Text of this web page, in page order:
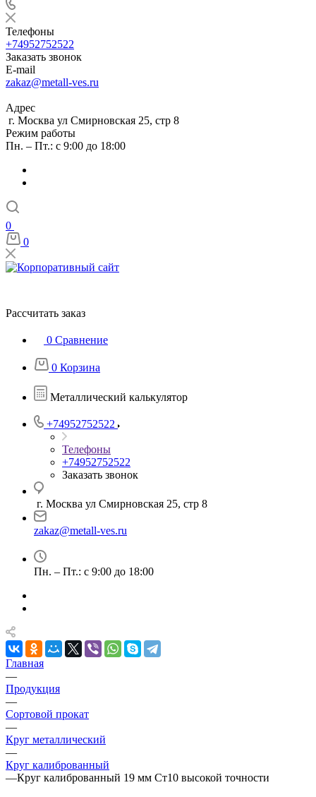
Телефоны
+74952752522
Заказать звонок
E-mail
zakaz@metall-ves.ru
Адрес
г. Москва ул Смирновская 25, стр 8
Режим работы
Пн. – Пт.: с 9:00 до 18:00
0
0
Рассчитать заказ
0 Сравнение
0 Корзина
Металлический калькулятор
+74952752522
Телефоны
+74952752522
Заказать звонок
г. Москва ул Смирновская 25, стр 8
zakaz@metall-ves.ru
Пн. – Пт.: с 9:00 до 18:00
Главная
—
Продукция
—
Сортовой прокат
—
Круг металлический
—
Круг калиброванный
—Круг калиброванный 19 мм Ст10 высокой точности